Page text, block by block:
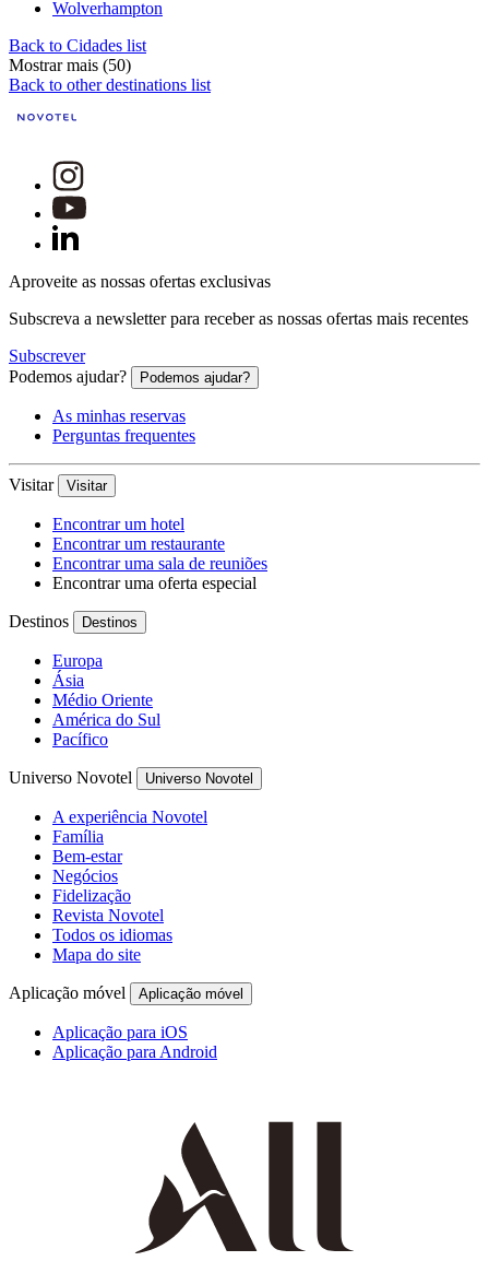
Wolverhampton
Back to Cidades list
Mostrar mais (50)
Back to other destinations list
Aproveite as nossas ofertas exclusivas
Subscreva a newsletter para receber as nossas ofertas mais recentes
Subscrever
Podemos ajudar?
Podemos ajudar?
As minhas reservas
Perguntas frequentes
Visitar Visitar
Encontrar um hotel
Encontrar um restaurante
Encontrar uma sala de reuniões
Encontrar uma oferta especial
Destinos Destinos
Europa
Ásia
Médio Oriente
América do Sul
Pacífico
Universo Novotel Universo Novotel
A experiência Novotel
Família
Bem-estar
Negócios
Fidelização
Revista Novotel
Todos os idiomas
Mapa do site
Aplicação móvel Aplicação móvel
Aplicação para iOS
Aplicação para Android